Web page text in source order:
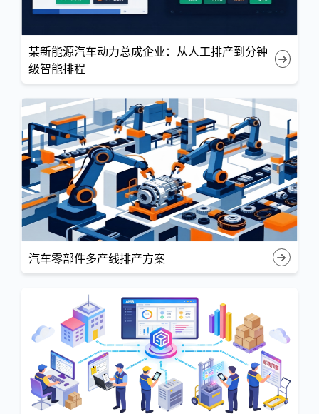
某新能源汽车动力总成企业：从人工排产到分钟
级智能排程
汽车零部件多产线排产方案